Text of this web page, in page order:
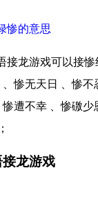
惨的意思
接龙游戏可以接
惨无天日 、惨
遭不幸 、惨礉
龙游戏